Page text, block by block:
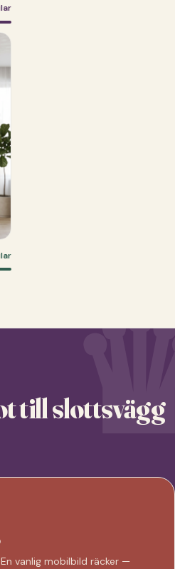
till slottsvägg
vanlig mobilbild räcker —